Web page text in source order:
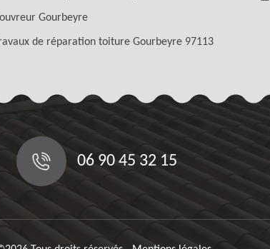
Gourbeyre
de réparation toiture Gourbeyre 97113
06 90 45 32 15